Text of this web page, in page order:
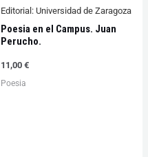
Editorial: Universidad de Zaragoza
Poesia en el Campus. Juan
Perucho.
11,00 €
Poesia